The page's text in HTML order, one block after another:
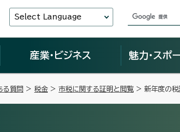
Select Language
産業・ビジネス 魅力・スポ
る質問 > 税金> 市税に関する証明と閲覧 > 新年度の税